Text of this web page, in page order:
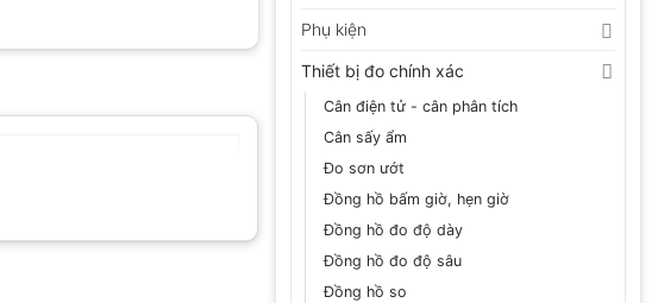
Phụ kiện
Thiết bị đo chính xác
Cân điện tử - cân phân tích
Cân sấy ẩm
Đo sơn ướt
Đồng hồ bấm giờ, hẹn giờ
Đồng hồ đo độ dày
Đồng hồ đo độ sâu
Đồng hồ so